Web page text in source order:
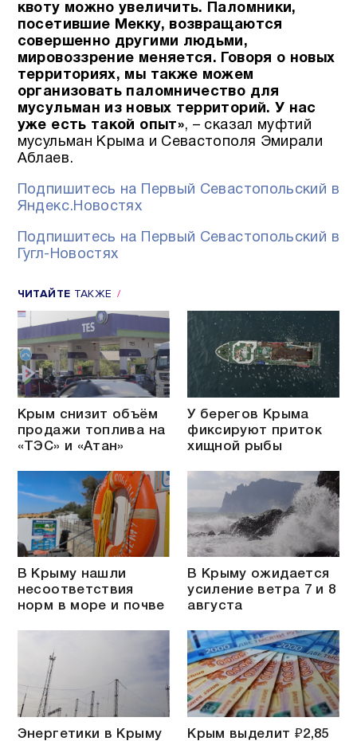
квоту можно увеличить. Паломники,
посетившие Мекку, возвращаются
совершенно другими людьми,
мировоззрение меняется. Говоря о новых
территориях, мы также можем
организовать паломничество для
мусульман из новых территорий. У нас
уже есть такой опыт», – сказал муфтий
мусульман Крыма и Севастополя Эмирали
Аблаев.
Подпишитесь на Первый Севастопольский в
Яндекс.Новостях
Подпишитесь на Первый Севастопольский в
Гугл-Новостях
ЧИТАЙТЕ ТАКЖЕ
Крым снизит объём
продажи топлива на
«ТЭС» и «Атан»
У берегов Крыма
фиксируют приток
хищной рыбы
В Крыму нашли
несоответствия
норм в море и почве
В Крыму ожидается
усиление ветра 7 и 8
августа
Энергетики в Крыму
Крым выделит ₽2,85